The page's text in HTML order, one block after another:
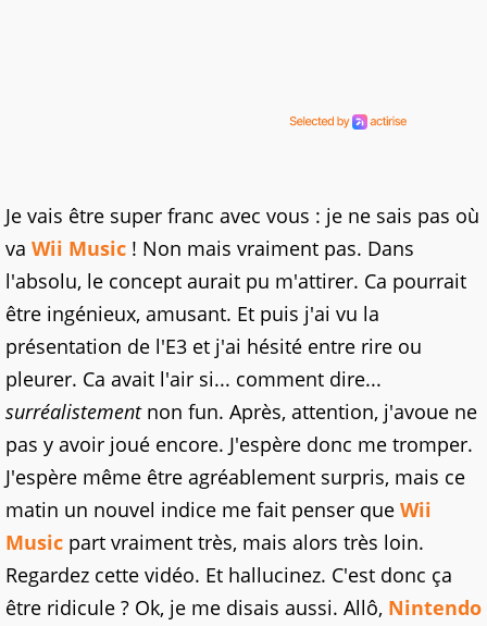
Je vais être super franc avec vous : je ne sais pas où
va Wii Music ! Non mais vraiment pas. Dans
l'absolu, le concept aurait pu m'attirer. Ca pourrait
être ingénieux, amusant. Et puis j'ai vu la
présentation de l'E3 et j'ai hésité entre rire ou
pleurer. Ca avait l'air si... comment dire...
surréalistement non fun. Après, attention, j'avoue ne
pas y avoir joué encore. J'espère donc me tromper.
J'espère même être agréablement surpris, mais ce
matin un nouvel indice me fait penser que Wii
Music part vraiment très, mais alors très loin.
Regardez cette vidéo. Et hallucinez. C'est donc ça
être ridicule ? Ok, je me disais aussi. Allô, Nintendo